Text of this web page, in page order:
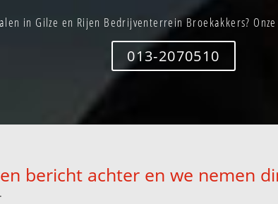
in Gilze en Rijen Bedrijventerrein Broekakkers?
013-2070510
bericht achter en we nemen